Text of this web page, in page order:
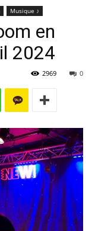
Musique ♪
en
2024
0
2969